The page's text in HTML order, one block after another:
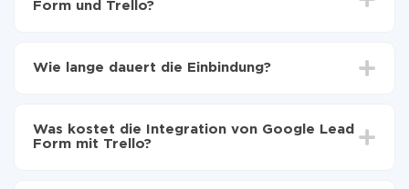
Form und Trello?
Trello zu übertragen
Lead Form auf Trello übertragen
Wie lange dauert die Einbindung?
Im Durchschnitt dauert es 10-15 Minuten.
Was kostet die Integration von Google Lead
Form mit Trello?